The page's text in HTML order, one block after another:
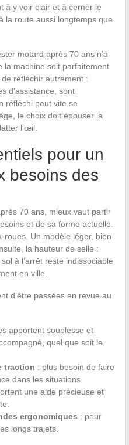
à y voir clair et à cerner le
la route aussi longtemps que
motard après 70 ans n’a
la machine soit parfaitement
réfléchir autrement :
d’assistance, sont
réfléchi peut vite se
le choix doit épouser la
l’œil.
pour un
besoins des
70 ans, mieux vaut partir
et de sa forme actuelle.
roues. Un modèle léger, bien
la hauteur de selle :
à l’arrêt reste indissociable
en ville.
d’être passées en revue au
apportent souplesse et
quel que soit le
traction : plus besoin de faire
dans les situations
une aide précieuse et
ergonomiques : pour
longs trajets.